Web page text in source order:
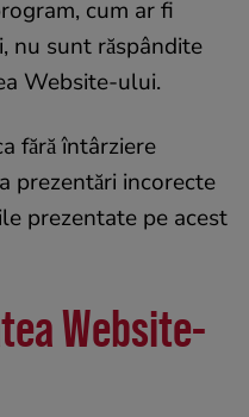
cum ar fi
nu sunt răspândite
Website-ului.
fără întârziere
prezentări incorecte
prezentate pe acest
Website-